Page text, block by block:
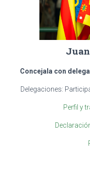
Concejala con
Delegaciones:
Perfil y